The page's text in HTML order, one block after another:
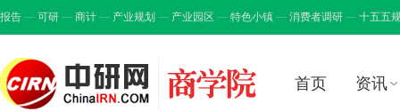
报告 可研 商计 产业规划 产业园区 特色小镇 消费者调研 十五五
首页 资讯